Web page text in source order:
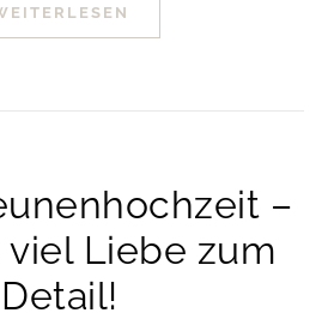
–
viel Liebe zum
Detail!